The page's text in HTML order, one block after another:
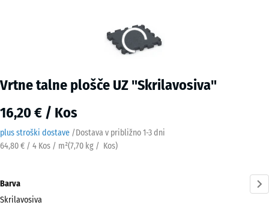
Vrtne talne plošče UZ "Skrilavosiva"
16,20 € / Kos
plus stroški dostave /Dostava v približno1-3 dni
64,80 € / 4 Kos / m²(7,70 kg / Kos)
Barva
Skrilavosiva